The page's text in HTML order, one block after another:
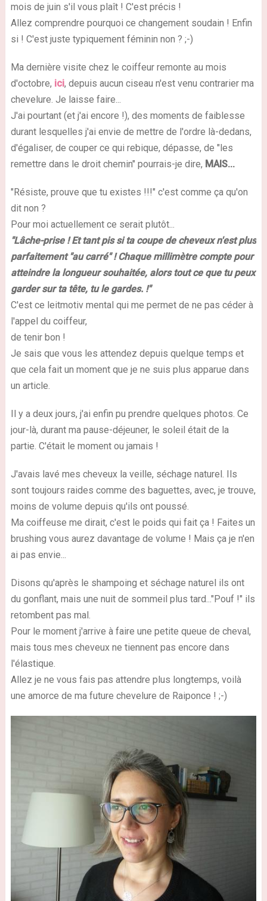
mois de juin s'il vous plaît ! C'est précis !
Allez comprendre pourquoi ce changement soudain ! Enfin
si ! C'est juste typiquement féminin non ? ;-)
Ma dernière visite chez le coiffeur remonte au mois
d'octobre, ici, depuis aucun ciseau n'est venu contrarier ma
chevelure. Je laisse faire...
J'ai pourtant (et j'ai encore !), des moments de faiblesse
durant lesquelles j'ai envie de mettre de l'ordre là-dedans,
d'égaliser, de couper ce qui rebique, dépasse, de "les
remettre dans le droit chemin" pourrais-je dire, MAIS...
"Résiste, prouve que tu existes !!!" c'est comme ça qu'on
dit non ?
Pour moi actuellement ce serait plutôt...
"Lâche-prise ! Et tant pis si ta coupe de cheveux n'est plus
parfaitement "au carré" ! Chaque millimètre compte pour
atteindre la longueur souhaitée, alors tout ce que tu peux
garder sur ta tête, tu le gardes. !"
C'est ce leitmotiv mental qui me permet de ne pas céder à
l'appel du coiffeur,
de tenir bon !
Je sais que vous les attendez depuis quelque temps et
que cela fait un moment que je ne suis plus apparue dans
un article.
Il y a deux jours, j'ai enfin pu prendre quelques photos. Ce
jour-là, durant ma pause-déjeuner, le soleil était de la
partie. C'était le moment ou jamais !
J'avais lavé mes cheveux la veille, séchage naturel. Ils
sont toujours raides comme des baguettes, avec, je trouve,
moins de volume depuis qu'ils ont poussé.
Ma coiffeuse me dirait, c'est le poids qui fait ça ! Faites un
brushing vous aurez davantage de volume ! Mais ça je n'en
ai pas envie...
Disons qu'après le shampoing et séchage naturel ils ont
du gonflant, mais une nuit de sommeil plus tard..."Pouf !" ils
retombent pas mal.
Pour le moment j'arrive à faire une petite queue de cheval,
mais tous mes cheveux ne tiennent pas encore dans
l'élastique.
Allez je ne vous fais pas attendre plus longtemps, voilà
une amorce de ma future chevelure de Raiponce ! ;-)